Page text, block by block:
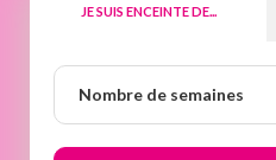
JE SUIS ENCEINTE DE...
Nombre de semaines